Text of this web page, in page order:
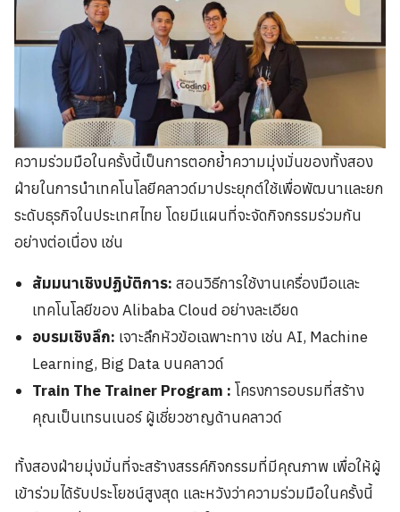
ความร่วมมือในครั้งนี้เป็นการตอกย้ำความมุ่งมั่นของทั้งสอง
ฝ่ายในการนำเทคโนโลยีคลาวด์มาประยุกต์ใช้เพื่อพัฒนาและยก
ระดับธุรกิจในประเทศไทย โดยมีแผนที่จะจัดกิจกรรมร่วมกัน
อย่างต่อเนื่อง เช่น
สัมมนาเชิงปฏิบัติการ: สอนวิธีการใช้งานเครื่องมือและ
เทคโนโลยีของ Alibaba Cloud อย่างละเอียด
อบรมเชิงลึก: เจาะลึกหัวข้อเฉพาะทาง เช่น AI, Machine
Learning, Big Data บนคลาวด์
Train The Trainer Program : โครงการอบรมที่สร้าง
คุณเป็นเทรนเนอร์ ผู้เชี่ยวชาญด้านคลาวด์
ทั้งสองฝ่ายมุ่งมั่นที่จะสร้างสรรค์กิจกรรมที่มีคุณภาพ เพื่อให้ผู้
เข้าร่วมได้รับประโยชน์สูงสุด และหวังว่าความร่วมมือในครั้งนี้